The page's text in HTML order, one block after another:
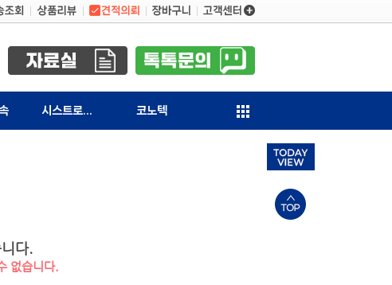
시스트로닉스 코노텍
다.
없습니다.